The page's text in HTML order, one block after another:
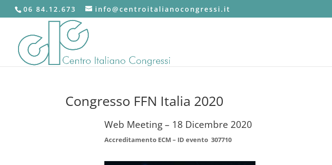
06 84.12.673 info@centroitalianocongressi.it
Congresso FFN Italia 2020
Web Meeting – 18 Dicembre 2020
Accreditamento ECM – ID evento 307710